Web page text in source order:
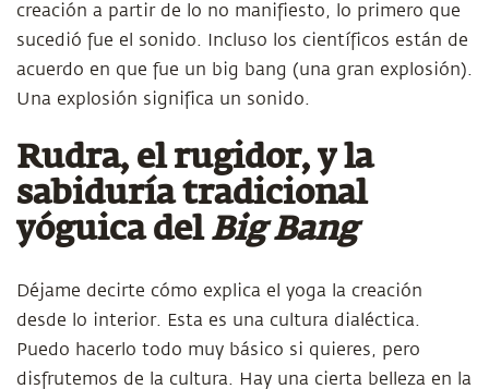
creación a partir de lo no manifiesto, lo primero que
sucedió fue el sonido. Incluso los científicos están de
acuerdo en que fue un big bang (una gran explosión).
Una explosión significa un sonido.
Rudra, el rugidor, y la
sabiduría tradicional
yóguica del Big Bang
Déjame decirte cómo explica el yoga la creación
desde lo interior. Esta es una cultura dialéctica.
Puedo hacerlo todo muy básico si quieres, pero
disfrutemos de la cultura. Hay una cierta belleza en la